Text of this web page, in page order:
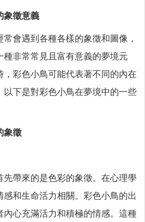
象徵意義
會遇到各種各樣的象徵和圖像，
種非常常見且富有意義的夢境元
，彩色小鳥可能代表著不同的內在
以下是對彩色小鳥在夢境中的一些
象徵
先帶來的是色彩的象徵。在心理學
感和生命活力相關。彩色小鳥的出
內心充滿活力和積極的情感。這種